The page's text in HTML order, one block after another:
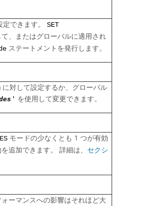
できます。 SET
、またはグローバルに適用され
ステートメントを発行します。
対して設定するか、グローバル
' を使用して変更できます。
モードの少なくとも 1 つが有効
追加できます。 詳細は、 セクシ
ーマンスへの影響はそれほど大